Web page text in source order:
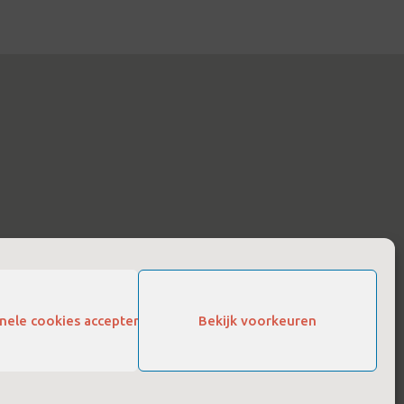
cookies accepteren Bekijk voorkeuren